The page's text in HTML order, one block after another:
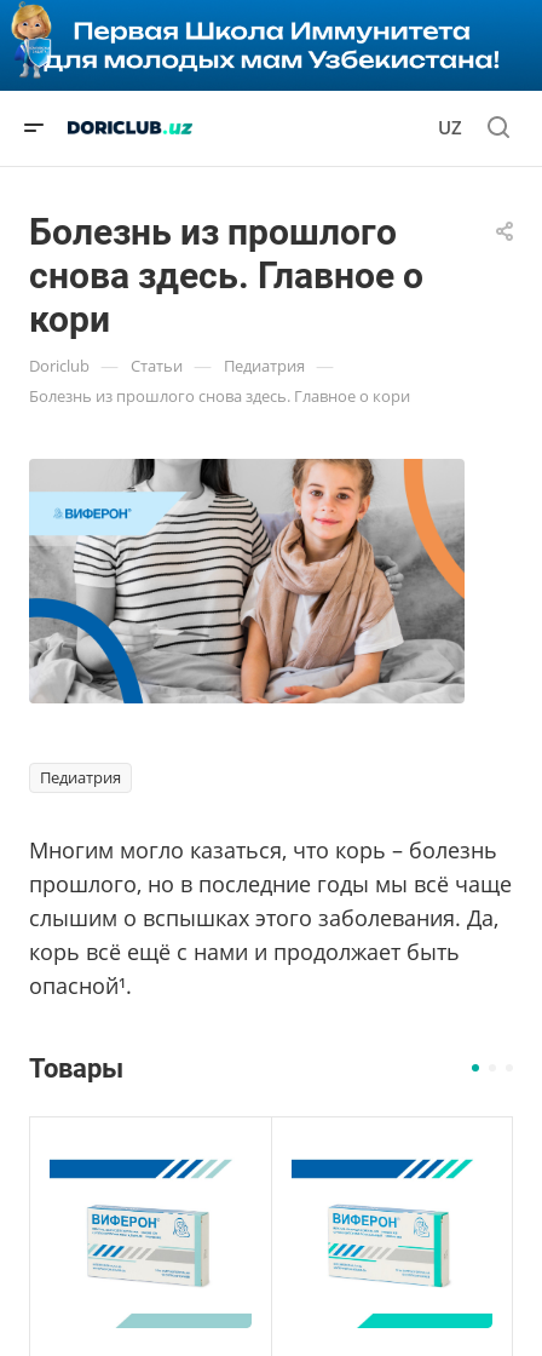
UZ
Болезнь из прошлого
снова здесь. Главное о
кори
Doriclub — Статьи — Педиатрия —
Болезнь из прошлого снова здесь. Главное о кори
Педиатрия
Многим могло казаться, что корь – болезнь
прошлого, но в последние годы мы всё чаще
слышим о вспышках этого заболевания. Да,
корь всё ещё с нами и продолжает быть
опасной¹.
Товары